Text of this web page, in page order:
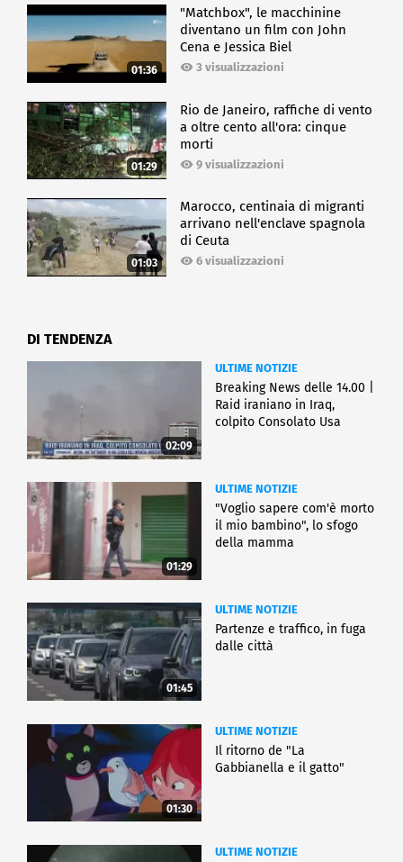
01:36
"Matchbox", le macchinine
diventano un film con John
Cena e Jessica Biel
3 visualizzazioni
01:29
Rio de Janeiro, raffiche di vento
a oltre cento all'ora: cinque
morti
9 visualizzazioni
01:03
Marocco, centinaia di migranti
arrivano nell'enclave spagnola
di Ceuta
6 visualizzazioni
DI TENDENZA
02:09
ULTIME NOTIZIE
Breaking News delle 14.00 |
Raid iraniano in Iraq,
colpito Consolato Usa
01:29
ULTIME NOTIZIE
"Voglio sapere com'è morto
il mio bambino", lo sfogo
della mamma
01:45
ULTIME NOTIZIE
Partenze e traffico, in fuga
dalle città
01:30
ULTIME NOTIZIE
Il ritorno de "La
Gabbianella e il gatto"
ULTIME NOTIZIE